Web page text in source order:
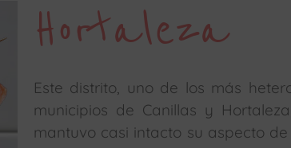
Hortaleza
Este distrito, uno de los más
municipios de Canillas y
mantuvo casi intacto su aspecto